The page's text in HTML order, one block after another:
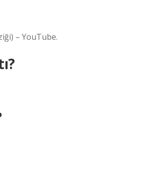
– YouTube.